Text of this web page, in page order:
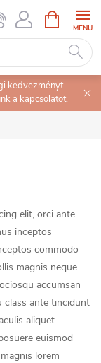
KOSÁR
kedvezményt
a kapcsolatot.
elit, orci ante
inceptos
commodo
magnis neque
accumsan
class ante tincidunt
aliquet
euismod
lorem